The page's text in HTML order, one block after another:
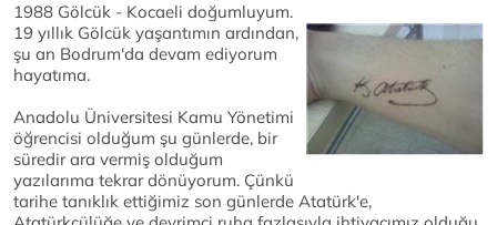
1988 Gölcük - Kocaeli doğumluyum.
19 yıllık Gölcük yaşantımın ardından,
şu an Bodrum'da devam ediyorum
hayatıma.
Anadolu Üniversitesi Kamu Yönetimi
öğrencisi olduğum şu günlerde, bir
süredir ara vermiş olduğum
yazılarıma tekrar dönüyorum. Çünkü
tarihe tanıklık ettiğimiz son günlerde Atatürk'e,